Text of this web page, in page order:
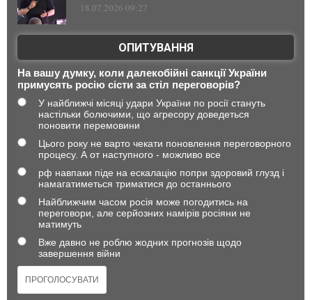
18.07.2026 09:27
ОПИТУВАННЯ
На вашу думку, коли далекобійні санкції України
примусять росію сісти за стіл переговорів?
У найближчі місяці удари України по росії стануть
настільки болючими, що агресору доведеться
поновити перемовини
Цього року не варто чекати поновлення переговорного
процесу. А от наступного - можливо все
рф навпаки піде на ескалацію попри здоровий глузд і
намагатиметься триматися до останнього
Найближчим часом росія може погодитись на
переговори, але серйозних намірів росіяни не
матимуть
Вже давно не роблю жодних прогнозів щодо
завершення війни